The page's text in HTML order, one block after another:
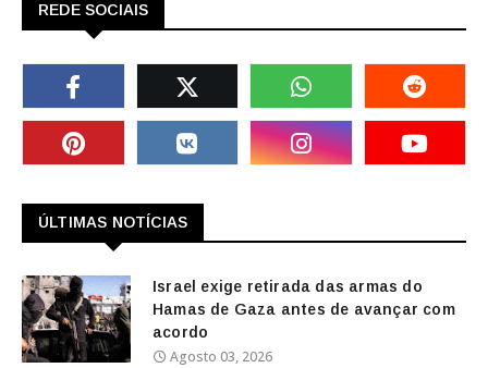
REDE SOCIAIS
ÚLTIMAS NOTÍCIAS
Israel exige retirada das armas do
Hamas de Gaza antes de avançar com
acordo
Agosto 03, 2026